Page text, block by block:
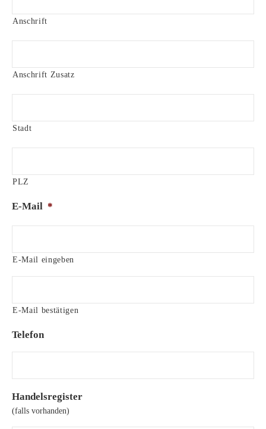
s
c
h
i
f
Anschrift
Anschrift Zusatz
Stadt
PLZ
E-Mail *
E-Mail eingeben
E-Mail bestätigen
Telefon
Handelsregister
(falls vorhanden)